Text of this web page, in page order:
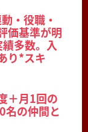
・役職・
価基準が明
多数。入
り*スキ
＋月1回の
名の仲間と